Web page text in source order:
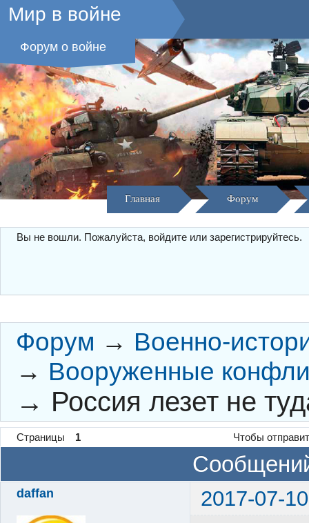
Мир в войне
Форум о войне
Главная Форум
Вы не вошли. Пожалуйста, войдите или зарегистрируйтесь.
Форум → Военно-
→ Вооруженные
→ Россия лезет не
Страницы 1 Чтобы
daffan 2017-07-